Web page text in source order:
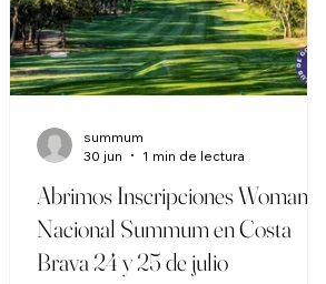
MELIA GOLF CHALLENGE
Abrimos Inscripciones Woman y
Nacional Summum en Costa
Brava 24 y 25 de julio
summum
30 jun
1 min de lectura